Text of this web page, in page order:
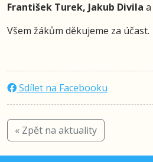
František Turek, Jakub Divila a
Všem žákům děkujeme za účast.
Sdílet na Facebooku
« Zpět na aktuality